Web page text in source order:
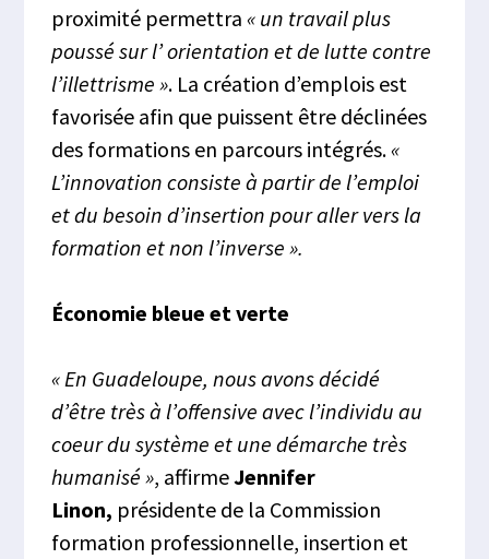
proximité permettra« un travail plus
poussé sur l’ orientation et de lutte contre
l’illettrisme ». La création d’emplois est
favorisée afin que puissent être déclinées
des formations en parcours intégrés.«
L’innovation consiste à partir de l’emploi
et du besoin d’insertion pour aller vers la
formation et non l’inverse ».
Économie bleue et verte
« En Guadeloupe, nous avons décidé
d’être très à l’offensive avec l’individu au
coeur du système et une démarche très
humanisé », affirmeJennifer
Linon, présidente de la Commission
formation professionnelle, insertion et